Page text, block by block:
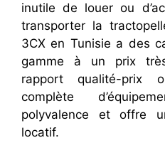
inutile de louer ou
transporter la
3CX en Tunisie a des
gamme à un prix
rapport qualité-prix
complète
polyvalence et offre
locatif.